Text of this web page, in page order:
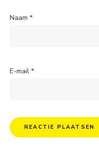
Naam *
E-mail *